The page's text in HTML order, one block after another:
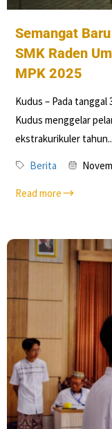
Semangat
SMK Raden
MPK 2025
Kudus – Pada tanggal
Kudus menggelar
ekstrakurikuler
Berita
Read more